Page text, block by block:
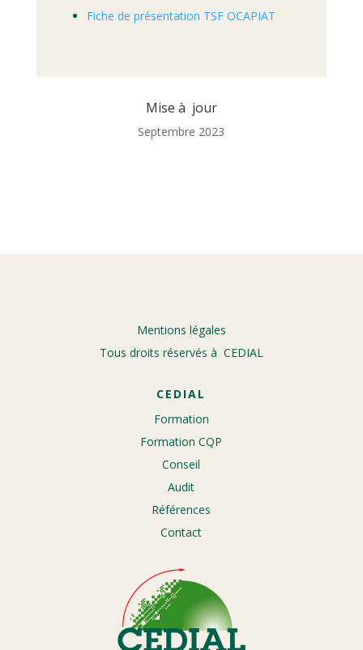
Fiche de présentation TSF OCAPIAT
Mise à jour
Septembre 2023
CEDIAL
Formation
Formation CQP
Conseil
Audit
Références
Contact
Mentions légales
Tous droits réservés à CEDIAL